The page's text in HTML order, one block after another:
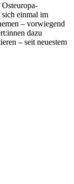
sich einmal im
– vorwiegend
dazu
– seit neuestem